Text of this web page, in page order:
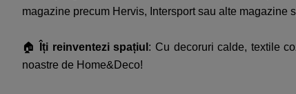
magazine precum Hervis, Intersport sau alte magazine
🏠 Îți reinventezi spațiul : Cu decoruri calde, textile
noastre de Home&Deco!​